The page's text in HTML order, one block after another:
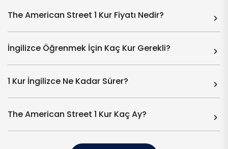
The American Street 1 Kur Fiyatı Nedir?
İngilizce Öğrenmek İçin Kaç Kur Gerekli?
1 Kur İngilizce Ne Kadar Sürer?
The American Street 1 Kur Kaç Ay?